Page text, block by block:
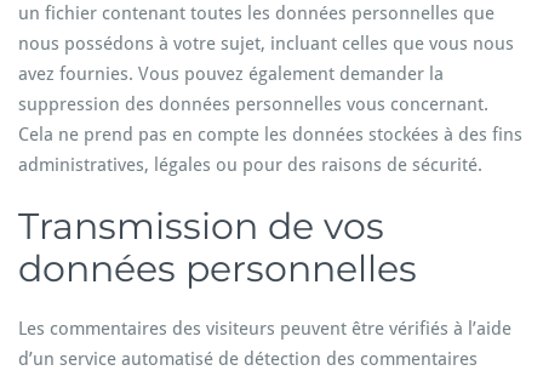
un fichier contenant toutes les données personnelles que
nous possédons à votre sujet, incluant celles que vous nous
avez fournies. Vous pouvez également demander la
suppression des données personnelles vous concernant.
Cela ne prend pas en compte les données stockées à des fins
administratives, légales ou pour des raisons de sécurité.
Transmission de vos
données personnelles
Les commentaires des visiteurs peuvent être vérifiés à l’aide
d’un service automatisé de détection des commentaires